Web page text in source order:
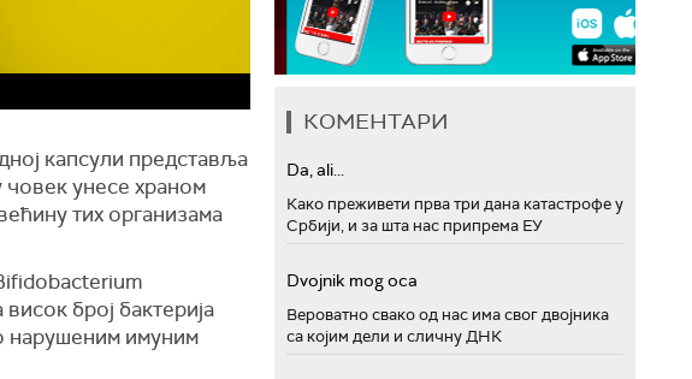
капсули представља
унесе храном
тих организама
број бактерија
нарушеним имуним
КОМЕНТАРИ
Da, ali...
Како преживети прва три дана катастрофе у
Србији, и за шта нас припрема ЕУ
Dvojnik mog oca
Вероватно свако од нас има свог двојника
са којим дели и сличну ДНК